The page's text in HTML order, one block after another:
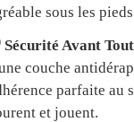
sous les
Avant
couche
parfaite au
et jouent.